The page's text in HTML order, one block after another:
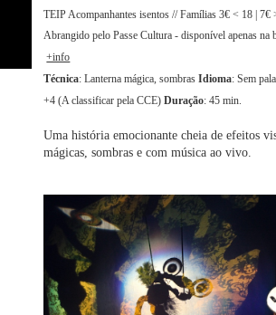
TEIP Acompanhantes isentos // Famílias 3€ < 18 | 7€
Abrangido pelo Passe Cultura - disponível apenas na
+info
Técnica: Lanterna mágica, sombrasIdioma: Sem
+4 (A classificar pela CCE)Duração: 45 min.
Uma história emocionante cheia de efeitos
mágicas, sombras e com música ao vivo.